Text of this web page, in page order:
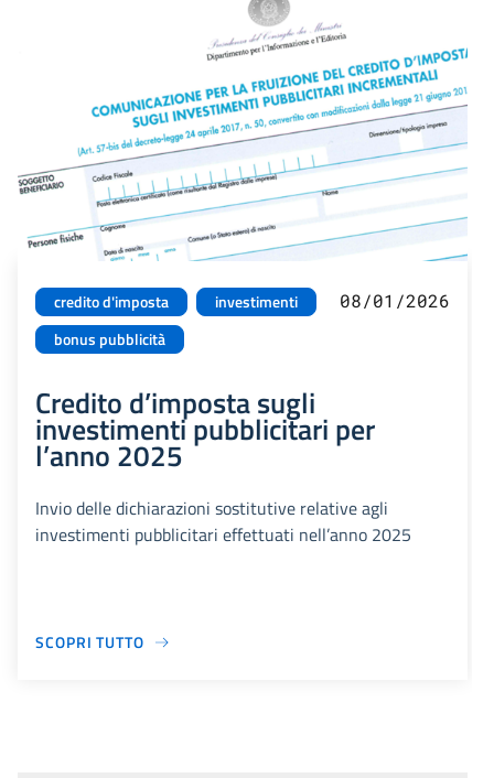
credito d'imposta
investimenti
bonus pubblicità
08/01/2026
Credito d’imposta sugli
investimenti pubblicitari per
l’anno 2025
Invio delle dichiarazioni sostitutive relative agli
investimenti pubblicitari effettuati nell’anno 2025
SCOPRI TUTTO